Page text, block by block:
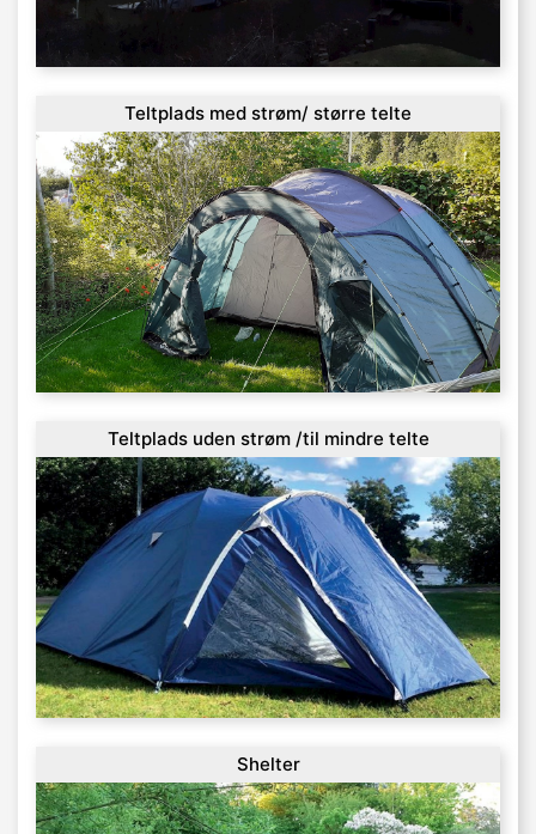
Teltplads med strøm/ større telte
Teltplads uden strøm /til mindre telte
Shelter